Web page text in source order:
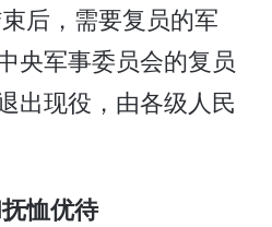
后，需要复员的军
央军事委员会的复员
出现役，由各级人民
恤优待